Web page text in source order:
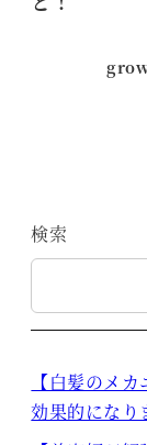
検索
【白髪のメ
効果的になり